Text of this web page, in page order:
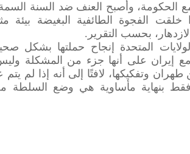
مع الحكومة، وأصبح العنف ضد السنة
خلقت الفجوة الطائفية البغيضة بيئة
بحسب التقرير.
المتحدة إنجاح حملتها بشكل
مع إيران على أنها جزء من المشكلة
طهران وتفكيكها، لافتًا إلى أنه إذا لم
فقط بنهاية مأساوية هي وضع السلطة